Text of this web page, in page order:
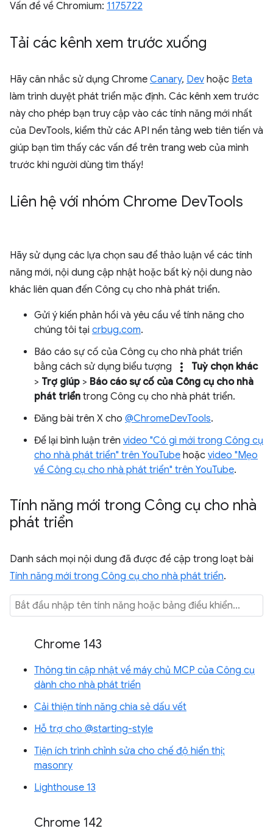
Vấn đề về Chromium: 1175722
Tải các kênh xem trước xuống
Hãy cân nhắc sử dụng Chrome Canary, Dev hoặc Beta
làm trình duyệt phát triển mặc định. Các kênh xem trước
này cho phép bạn truy cập vào các tính năng mới nhất
của DevTools, kiểm thử các API nền tảng web tiên tiến và
giúp bạn tìm thấy các vấn đề trên trang web của mình
trước khi người dùng tìm thấy!
Liên hệ với nhóm Chrome DevTools
Hãy sử dụng các lựa chọn sau để thảo luận về các tính
năng mới, nội dung cập nhật hoặc bất kỳ nội dung nào
khác liên quan đến Công cụ cho nhà phát triển.
Gửi ý kiến phản hồi và yêu cầu về tính năng cho
chúng tôi tại crbug.com.
Báo cáo sự cố của Công cụ cho nhà phát triển
bằng cách sử dụng biểu tượng
more_vert
Tuỳ chọn khác
> Trợ giúp > Báo cáo sự cố của Công cụ cho nhà
phát triển trong Công cụ cho nhà phát triển.
Đăng bài trên X cho @ChromeDevTools.
Để lại bình luận trên video "Có gì mới trong Công cụ
cho nhà phát triển" trên YouTube hoặc video "Mẹo
về Công cụ cho nhà phát triển" trên YouTube.
Tính năng mới trong Công cụ cho nhà
phát triển
Danh sách mọi nội dung đã được đề cập trong loạt bài
Tính năng mới trong Công cụ cho nhà phát triển.
Chrome 143
Thông tin cập nhật về máy chủ MCP của Công cụ
dành cho nhà phát triển
Cải thiện tính năng chia sẻ dấu vết
Hỗ trợ cho @starting-style
Tiện ích trình chỉnh sửa cho chế độ hiển thị:
masonry
Lighthouse 13
Chrome 142